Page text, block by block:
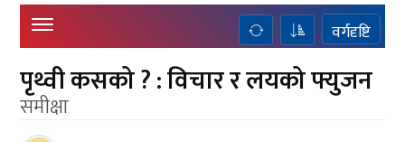
वर्गदृष्टि
पृथ्वी कसको ? : विचार र लयको फ्युजन
समीक्षा